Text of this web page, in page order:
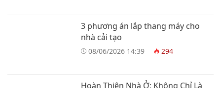
3 phương án lắp thang máy cho
nhà cải tạo
08/06/2026 14:39 294
Hoàn Thiện Nhà Ở: Không Chỉ Là